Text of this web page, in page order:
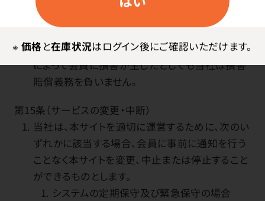
※ 価格と在庫状況はログイン後にご確認いただけます。
の間に成立した注文品の売買契約を解除できるも
のとします。
前項の規定により会員資格を抹消した場合、抹消
によって会員に損害が生じたとしても当社は損害
賠償義務を負いません。
第15条（サービスの変更・中断）
当社は、本サイトを適切に運営するために、次のい
ずれかに該当する場合、会員に事前に通知を行う
ことなく本サイトを変更、中止または停止すること
ができるものとします。
システムの定期保守及び緊急保守の場合